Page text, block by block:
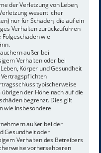
der Verletzung von Leben,
wesentlicher
nur für Schäden, die auf ein
Verhalten zurückzuführen
wie
außer bei
Verhalten oder bei
Körper und Gesundheit
typischerweise
der Höhe nach auf die
begrenzt. Dies gilt
wie insbesondere
außer bei der
Gesundheit oder
Verhalten des Betreibers
vorhersehbaren